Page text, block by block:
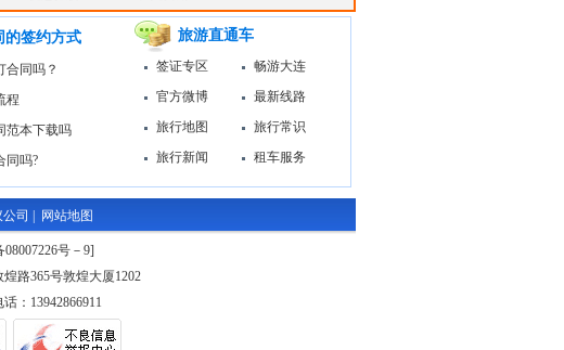
的签约方式
合同吗？
程
范本下载吗
同吗?
旅游直通车
签证专区
畅游大连
官方微博
最新线路
旅行地图
旅行常识
旅行新闻
租车服务
司 网站地图
08007226号－9]
路365号敦煌大厦1202
：13942866911